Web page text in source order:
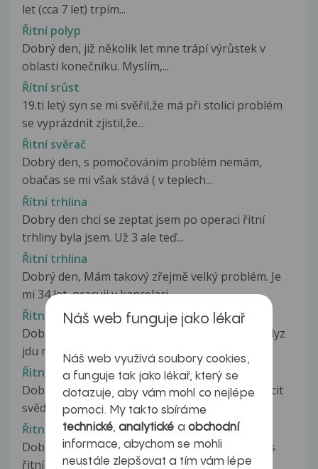
let (cca 7 let) trpím...
Řitní polyp
Dobrý den, již několik let mne trápí výrůstek v
oblasti konečníku. Myslím,...
Řítní srůst
19.ti letý syn se mi svěřil,že má při stolici problém
se vyprázdnit zjistil,že...
Řitní svěrač
Dobrý den, s pomočováním problém nemám,
obačas se mi však stává ( v teplech...
Řítní trhlina
Dobry den chci se zeptat jsem po operaci řitní
trhliny byla jsem. Už 3 ale teď...
Řitní trhlina
Dobrý den, Mám takový zřejmě velký problém. Je
mi 34 let, pracuji v kancelari....
Řitní trhlina
Dobry den, chtela sem se zeptat ... druhy den kdyz
jdu na toaletu na velkou...
Řitní trhlina
Dobrý den, již několik týdnů u mě přetrvává pocit
svědění, až pálění po stolici....
Řitní trhlina
Dobrý den pane doktore mám velké problémy s
řitní trhlinou byla jsem dnes ráno...
Náš web funguje jako lékař
Náš web využívá soubory cookies,
a funguje tak jako lékař, který se
dotazuje, aby vám mohl co nejlépe
pomoci. My takto sbíráme
technické,analytické a obchodní
informace, abychom se mohli
neustále zlepšovat a tím vám lépe